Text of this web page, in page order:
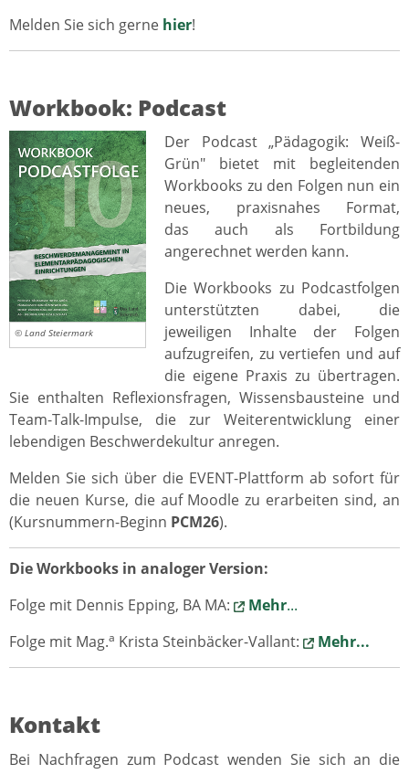
Melden Sie sich gerne hier!
Workbook: Podcast
© Land Steiermark
Der Podcast „Pädagogik: Weiß-
Grün" bietet mit begleitenden
Workbooks zu den Folgen nun ein
neues, praxisnahes Format,
das auch als Fortbildung
angerechnet werden kann.
Die Workbooks zu Podcastfolgen
unterstützten dabei, die
jeweiligen Inhalte der Folgen
aufzugreifen, zu vertiefen und auf
die eigene Praxis zu übertragen.
Sie enthalten Reflexionsfragen, Wissensbausteine und
Team-Talk-Impulse, die zur Weiterentwicklung einer
lebendigen Beschwerdekultur anregen.
Melden Sie sich über die EVENT-Plattform ab sofort für
die neuen Kurse, die auf Moodle zu erarbeiten sind, an
(Kursnummern-Beginn PCM26).
Die Workbooks in analoger Version:
Folge mit Dennis Epping, BA MA:
Mehr...
Folge mit Mag.a Krista Steinbäcker-Vallant: Mehr...
Kontakt
Bei Nachfragen zum Podcast wenden Sie sich an die